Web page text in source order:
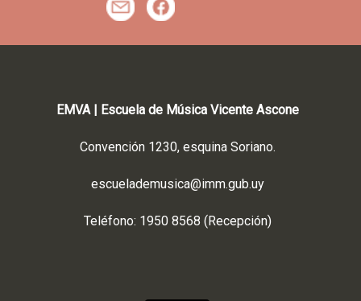
EMVA | Escuela de Música Vicente Ascone
Convención 1230, esquina Soriano.
escuelademusica@imm.gub.uy
Teléfono: 1950 8568 (Recepción)